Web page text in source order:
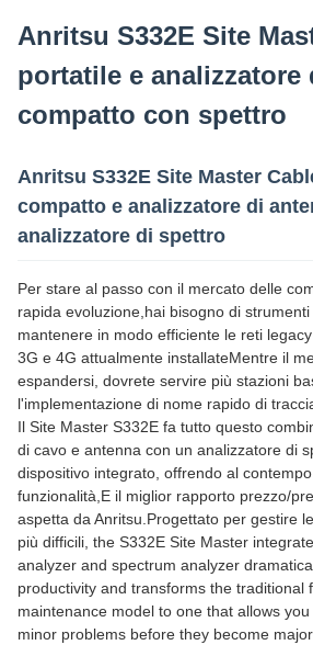
Anritsu S332E Site
portatile e analizzatore
compatto con spettro
Anritsu S332E Site Master
compatto e analizzatore di
analizzatore di spettro
Per stare al passo con il mercato delle
rapida evoluzione,hai bisogno di
mantenere in modo efficiente le reti
3G e 4G attualmente installateMentre il
espandersi, dovrete servire più stazioni
l'implementazione di nome rapido di
Il Site Master S332E fa tutto questo
di cavo e antenna con un analizzatore di
dispositivo integrato, offrendo al
funzionalità,E il miglior rapporto prezzo/
aspetta da Anritsu.Progettato per gestire
più difficili, the S332E Site Master
analyzer and spectrum analyzer
productivity and transforms the traditional
maintenance model to one that allows
minor problems before they become major